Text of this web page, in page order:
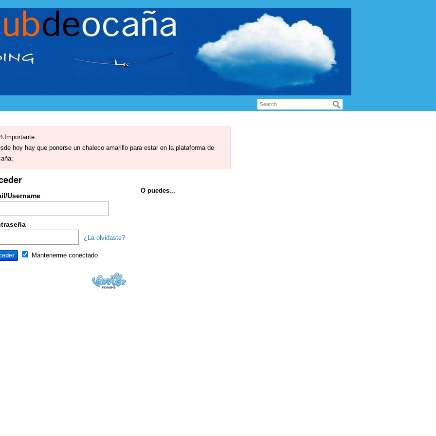
hoy hay que ponerse un chaleco amarillo para estar en la plataforma de
Username
¿La olvidaste?
O puedes...
Mantenerme conectado